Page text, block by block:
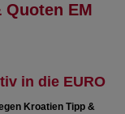
EM
in die EURO
Kroatien Tipp &